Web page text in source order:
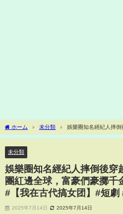
ホーム 未分類
娛樂圈知名經紀人摔
未分類
娛樂圈知名經紀人摔倒後穿
團紅邊全球，富豪們豪擲千
#【我在古代搞女团】#短劇
2025年7月14日 2025年7月14日